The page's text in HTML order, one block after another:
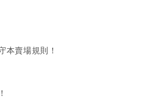
本賣場規則！